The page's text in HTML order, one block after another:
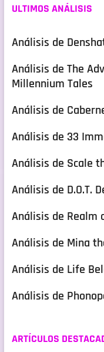
ULTIMOS ANÁLISIS
Análisis de
Análisis de The
Millennium Tales
Análisis de
Análisis de 33
Análisis de Scale
Análisis de D.O.T.
Análisis de Realm
Análisis de Mina
Análisis de Life
Análisis de
ARTÍCULOS